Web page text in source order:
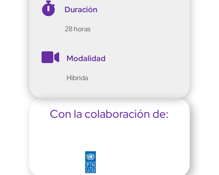
 Duración
28 horas
 Modalidad
Hìbrida
Con la colaboración de: